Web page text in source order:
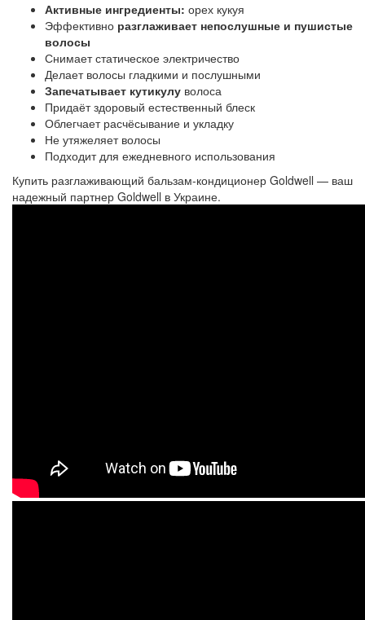
Активные ингредиенты: орех кукуя
Эффективно разглаживает непослушные и пушистые
волосы
Снимает статическое электричество
Делает волосы гладкими и послушными
Запечатывает кутикулу волоса
Придаёт здоровый естественный блеск
Облегчает расчёсывание и укладку
Не утяжеляет волосы
Подходит для ежедневного использования
Купить разглаживающий бальзам-кондиционер Goldwell — ваш
надежный партнер Goldwell в Украине.